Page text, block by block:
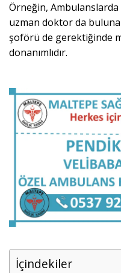
Örneğin, Ambulanslarda
uzman doktor da
şoförü de gerektiğinde
donanımlıdır.
İçindekiler